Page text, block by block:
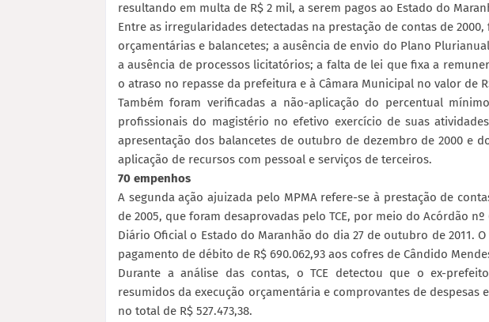
resultando em multa de R$ 2 mil, a serem pagos ao Estado do
Entre as irregularidades detectadas na prestação de contas de
orçamentárias e balancetes; a ausência de envio do Plano
a ausência de processos licitatórios; a falta de lei que fixa a
o atraso no repasse da prefeitura e à Câmara Municipal no valor de
Também foram verificadas a não-aplicação do percentual
profissionais do magistério no efetivo exercício de suas
apresentação dos balancetes de outubro de dezembro de 2000 e
aplicação de recursos com pessoal e serviços de terceiros.
70 empenhos
A segunda ação ajuizada pelo MPMA refere-se à prestação de
de 2005, que foram desaprovadas pelo TCE, por meio do Acórdão
Diário Oficial o Estado do Maranhão do dia 27 de outubro de 2011.
pagamento de débito de R$ 690.062,93 aos cofres de Cândido
Durante a análise das contas, o TCE detectou que o ex-
resumidos da execução orçamentária e comprovantes de despesas
no total de R$ 527.473,38.